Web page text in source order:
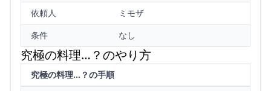
依頼人
ミモザ
条件
なし
究極の料理…？のやり方
究極の料理…？の手順